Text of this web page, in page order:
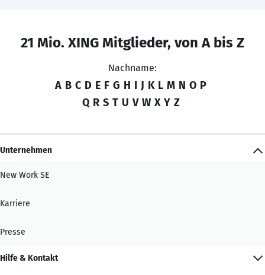
21 Mio. XING Mitglieder, von A bis Z
Nachname:
A B C D E F G H I J K L M N O P
Q R S T U V W X Y Z
Unternehmen
New Work SE
Karriere
Presse
Hilfe & Kontakt